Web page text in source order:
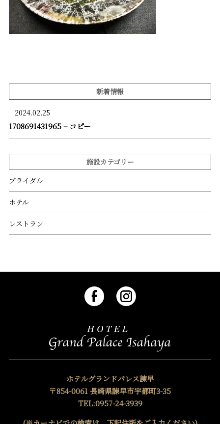
新着情報
2024.02.25
1708691431965 – コピー
施設カテゴリー
ブライダル
ホテル
レストラン
ホテルグランドパレス諫早
〒854-0061 長崎県諫早市宇都町3-35
TEL:0957-24-3939